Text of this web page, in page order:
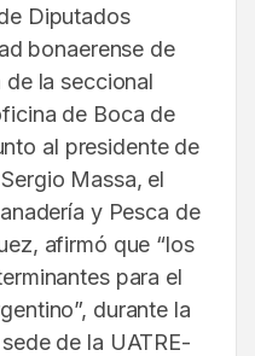
Diputados
bonaerense de
la seccional
de Boca de
al presidente de
Massa, el
y Pesca de
afirmó que “los
para el
durante la
de la UATRE-